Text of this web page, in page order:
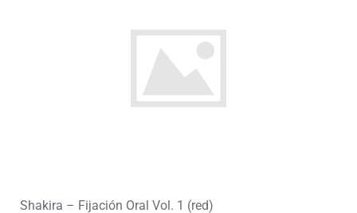
Shakira – Fijación Oral Vol. 1 (red)